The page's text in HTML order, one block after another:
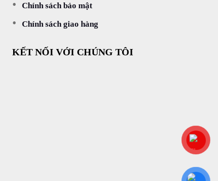
Chính sách bảo mật
Chính sách giao hàng
KẾT NỐI VỚI CHÚNG TÔI